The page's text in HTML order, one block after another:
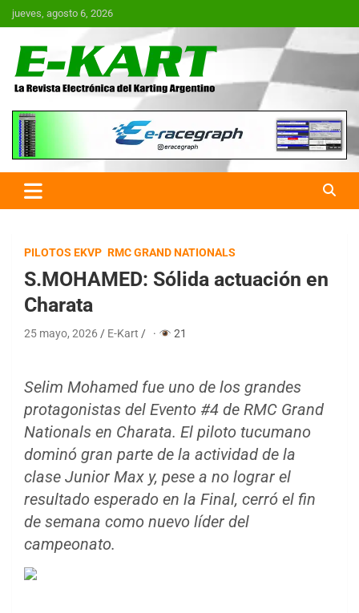
Saltar
al
jueves, agosto 6, 2026
E-Kart.com.ar | La Revista
Electrónica del Karting en
Argentina
PILOTOS EKVP RMC GRAND NATIONALS
S.MOHAMED: Sólida actuación en
Charata
25 mayo, 2026 E-Kart · 21
Selim Mohamed fue uno de los grandes
protagonistas del Evento #4 de RMC Grand
Nationals en Charata. El piloto tucumano
dominó gran parte de la actividad de la
clase Junior Max y, pese a no lograr el
resultado esperado en la Final, cerró el fin
de semana como nuevo líder del
campeonato.